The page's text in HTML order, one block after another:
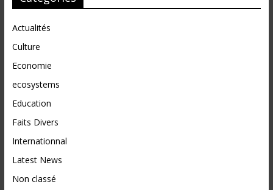
Actualités
Culture
Economie
ecosystems
Education
Faits Divers
Internationnal
Latest News
Non classé